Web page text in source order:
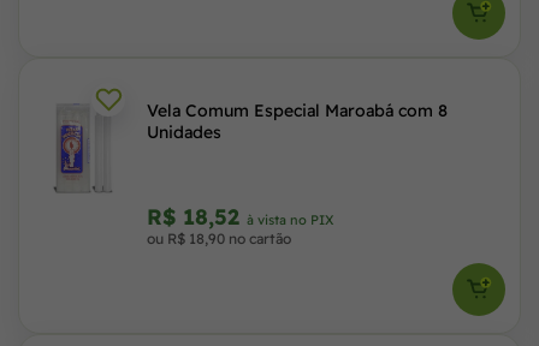
Vela Comum Especial Maroabá com 8
Unidades
R$ 18,52 à vista no PIX
ou R$ 18,90 no cartão